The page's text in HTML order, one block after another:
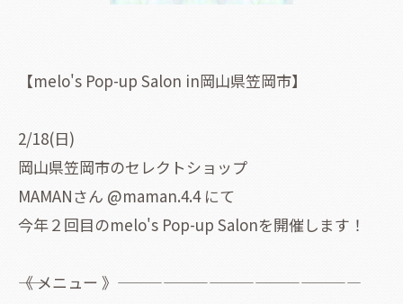
【melo's Pop-up Salon in岡山県笠岡市】
2/18(日)
岡山県笠岡市のセレクトショップ
MAMANさん @maman.4.4 にて
今年２回目のmelo's Pop-up Salonを開催します！
――《 メニュー 》――――――――――――――――